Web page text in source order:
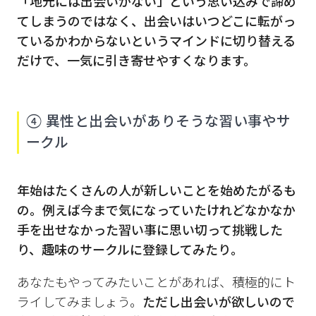
「地元には出会いがない」という思い込みで諦め
てしまうのではなく、出会いはいつどこに転がっ
ているかわからないというマインドに切り替える
だけで、一気に引き寄せやすくなります。
④ 異性と出会いがありそうな習い事やサ
ークル
年始はたくさんの人が新しいことを始めたがるも
の。例えば今まで気になっていたけれどなかなか
手を出せなかった習い事に思い切って挑戦した
り、趣味のサークルに登録してみたり。
あなたもやってみたいことがあれば、積極的にト
ライしてみましょう。 ただし出会いが欲しいので